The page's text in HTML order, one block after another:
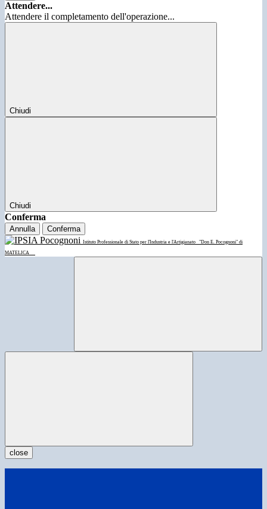
Attendere...
Attendere il completamento dell'operazione...
Chiudi
Chiudi
Conferma
Annulla Conferma
Istituto Professionale di Stato per l'Industria e l'Artigianato
"Don E. Pocognoni" di
MATELICA
close